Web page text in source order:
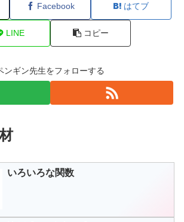
Facebook はてブ
LINE コピー
ンギン先生をフォローする
いろいろな関数